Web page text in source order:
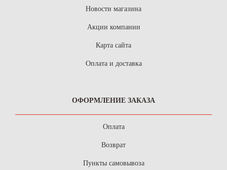
Новости магазина
Акции компании
Карта сайта
Оплата и доставка
ОФОРМЛЕНИЕ ЗАКАЗА
Оплата
Возврат
Пункты самовывоза